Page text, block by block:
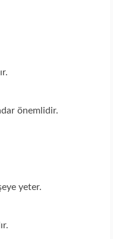
önemlidir.
yeter.